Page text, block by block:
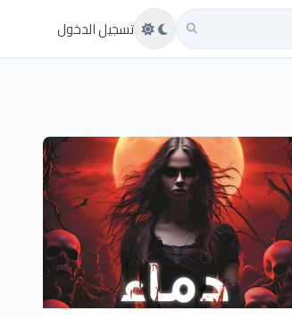
تسجيل الدخول